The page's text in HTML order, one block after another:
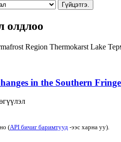
Гүйцэтгэ.
олдлоо
Region Thermokarst Lake
in the Southern
(API бичиг баримтууд -ээс харна уу).